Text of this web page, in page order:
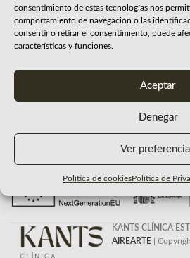
consentimiento de estas tecnologías nos
comportamiento de navegación o las
consentir o retirar el consentimiento, puede
características y funciones.
Aceptar
Denegar
Ver
Política de cookiesPolítica de
Te esperamos
en nuestra
Murcia
También
puedes
868 97 93 41
KANTS CLÍNICA
AIREARTE |